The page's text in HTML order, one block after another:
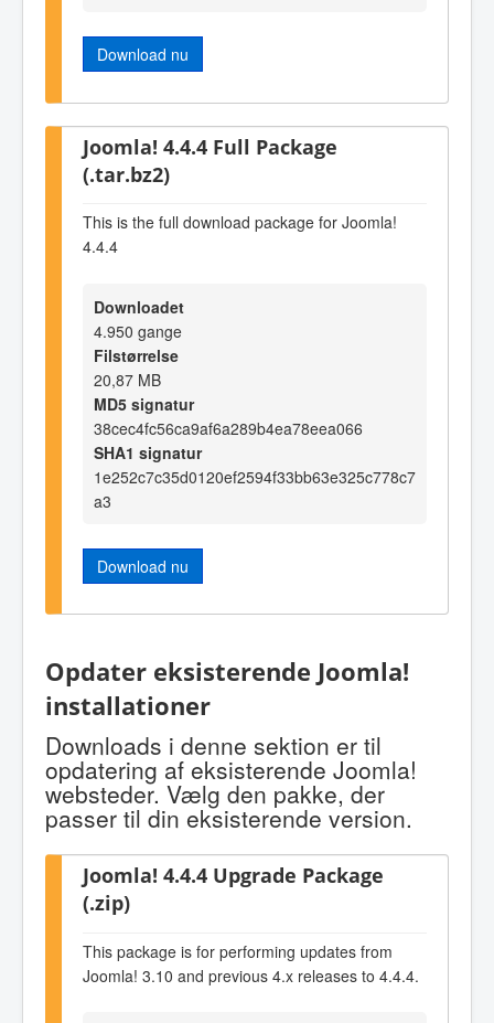
Download nu
Joomla! 4.4.4 Full Package
(.tar.bz2)
This is the full download package for Joomla!
4.4.4
Downloadet
4.950 gange
Filstørrelse
20,87 MB
MD5 signatur
38cec4fc56ca9af6a289b4ea78eea066
SHA1 signatur
1e252c7c35d0120ef2594f33bb63e325c778c7
a3
Download nu
Opdater eksisterende Joomla!
installationer
Downloads i denne sektion er til
opdatering af eksisterende Joomla!
websteder. Vælg den pakke, der
passer til din eksisterende version.
Joomla! 4.4.4 Upgrade Package
(.zip)
This package is for performing updates from
Joomla! 3.10 and previous 4.x releases to 4.4.4.